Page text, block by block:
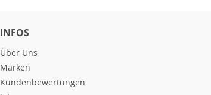
INFOS
Über Uns
Marken
Kundenbewertungen